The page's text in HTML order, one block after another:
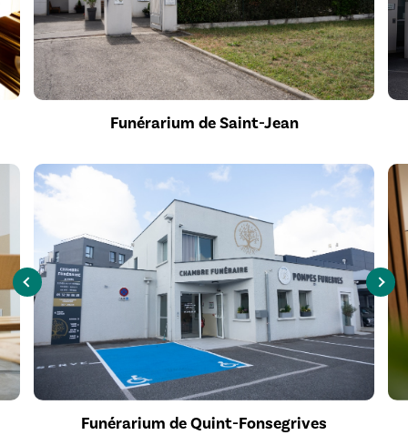
Funérarium de Saint-Jean
Funérarium de Quint-Fonsegrives